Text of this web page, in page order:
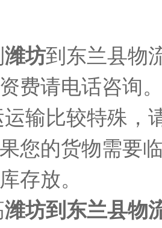
潍坊到东兰县物
费请电话咨询
输比较特殊，
您的货物需要
存放。
潍坊到东兰县物